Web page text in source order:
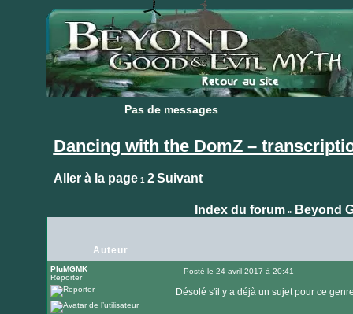
Pas de messages
Pas de messages
Dancing with the DomZ –
Aller à la page 1 2 Suivant
Index du forum» Beyond
Auteur
PluMGMK
Reporter
Posté le 24 avril 2017 à 20:41
Désolé s'il y a déjà un sujet pour ce